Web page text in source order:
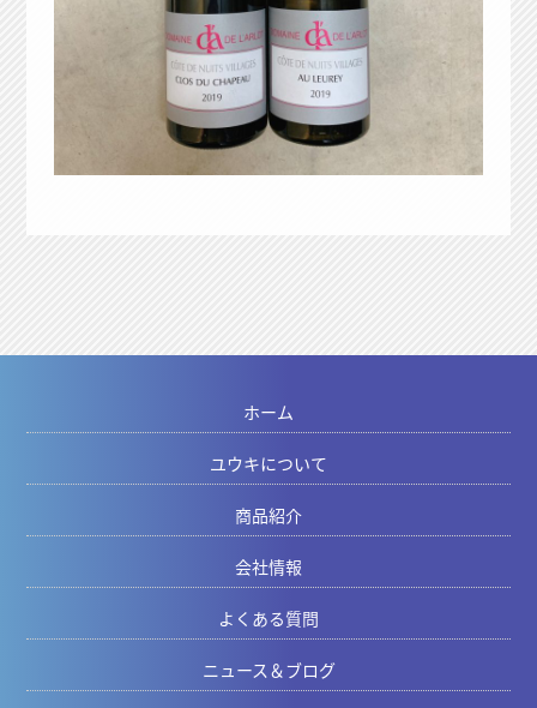
ホーム
ユウキについて
商品紹介
会社情報
よくある質問
ニュース＆ブログ